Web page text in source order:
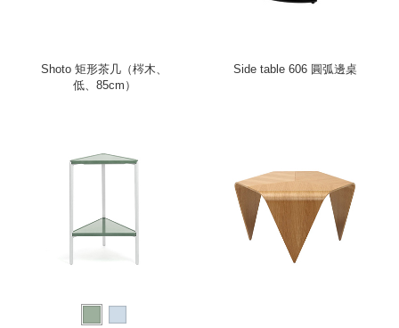
Shoto 矩形茶几（梣木、
低、85cm）
Side table 606 圓弧邊桌